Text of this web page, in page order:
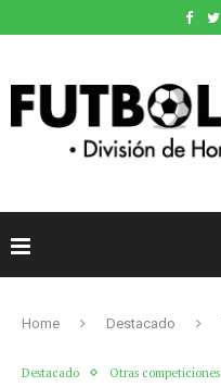
Home Destacado
Destacado Otras competiciones